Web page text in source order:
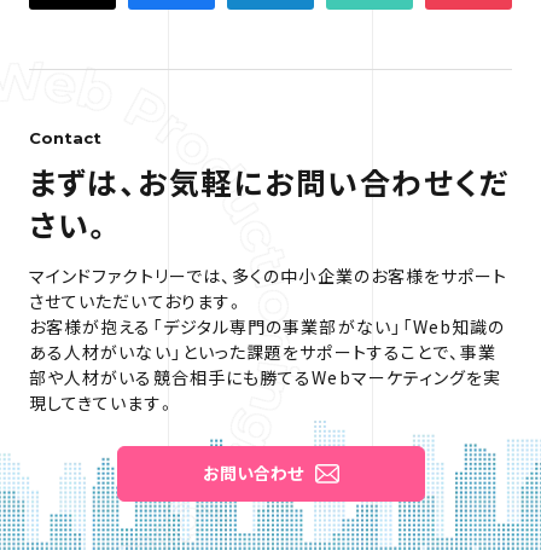
Contact
まずは、お気軽にお問い合わせくだ
さい。
マインドファクトリーでは、多くの中小企業のお客様をサポート
させていただいております。
お客様が抱える「デジタル専門の事業部がない」「Web知識の
ある人材がいない」といった課題をサポートすることで、事業
部や人材がいる競合相手にも勝てるWebマーケティングを実
現してきています。
お問い合わせ